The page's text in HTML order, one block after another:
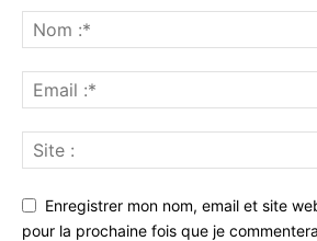
Enregistrer mon nom, email et site
pour la prochaine fois que je